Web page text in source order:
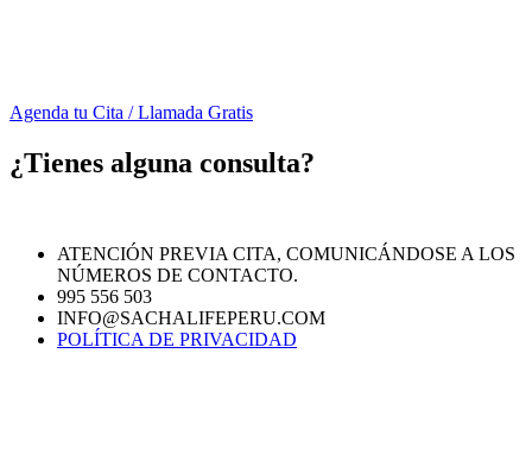
Agenda tu Cita / Llamada Gratis
¿Tienes alguna consulta?
ATENCIÓN PREVIA CITA, COMUNICÁNDOSE A LOS
NÚMEROS DE CONTACTO.
995 556 503
INFO@SACHALIFEPERU.COM
POLÍTICA DE PRIVACIDAD